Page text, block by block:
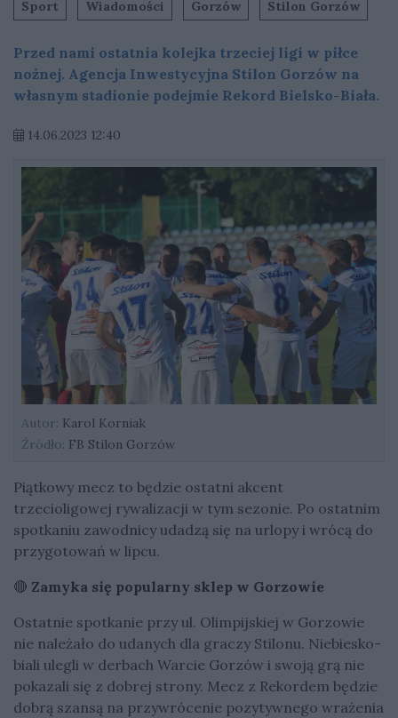
Sport Wiadomości Gorzów Stilon Gorzów
Przed nami ostatnia kolejka trzeciej ligi w piłce
nożnej. Agencja Inwestycyjna Stilon Gorzów na
własnym stadionie podejmie Rekord Bielsko-Biała.
14.06.2023 12:40
Autor: Karol Korniak
Źródło: FB Stilon Gorzów
Piątkowy mecz to będzie ostatni akcent
trzecioligowej rywalizacji w tym sezonie. Po ostatnim
spotkaniu zawodnicy udadzą się na urlopy i wrócą do
przygotowań w lipcu.
🔴 Zamyka się popularny sklep w Gorzowie
Ostatnie spotkanie przy ul. Olimpijskiej w Gorzowie
nie należało do udanych dla graczy Stilonu. Niebiesko-
biali ulegli w derbach Warcie Gorzów i swoją grą nie
pokazali się z dobrej strony. Mecz z Rekordem będzie
dobrą szansą na przywrócenie pozytywnego wrażenia